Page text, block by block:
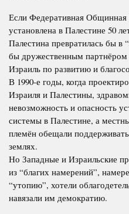
Если Федеративная
установлена в Палестине 50
Палестина превратилась бы в
бы дружественным
Израиль по развитию и
В 1990-е годы, когда
Израиля и Палестины,
невозможность и опасность
системы в Палестине, а
племён обещали
землях.
Но Западные и Израильские
из “благих намерений”,
“утопию”, хотели
навязали им демократию.